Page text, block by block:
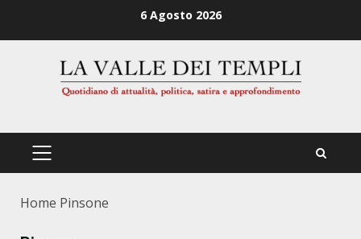
6 Agosto 2026
PRIMÄRES
Home Pinsone